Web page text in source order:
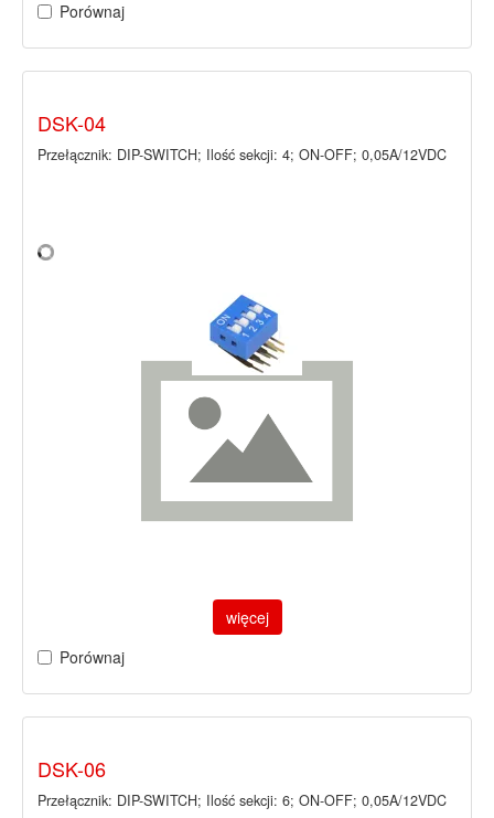
Porównaj
DSK-04
Przełącznik: DIP-SWITCH; Ilość sekcji: 4; ON-OFF; 0,05A/12VDC
więcej
Porównaj
DSK-06
Przełącznik: DIP-SWITCH; Ilość sekcji: 6; ON-OFF; 0,05A/12VDC